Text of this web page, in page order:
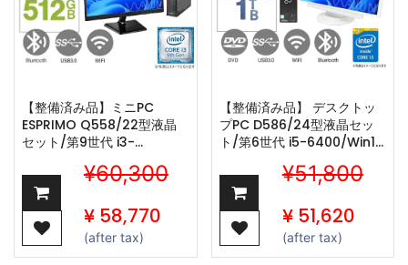
【整備済み品】ミニPC
ESPRIMO Q558/22型液晶
セット/第9世代 i3-
Office H&B 2019 /wajunの
WIFI/Bluetooth/16GB/512GB
SSD
¥60,300
¥ 58,770
(after tax)
【整備済み品】 デスクトッ
プPC D586/24型液晶セッ
ト/第6世代 i5-6400/Win11
2019/wajunの
wifi/Bluetooth/DVD/16GB/
SSD
¥51,800
¥ 51,620
(after tax)